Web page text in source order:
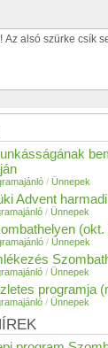
/ Ünnepek
Advent
/ Ünnepek
(okt.
/ Ünnepek
/ Ünnepek
programja
/ Ünnepek